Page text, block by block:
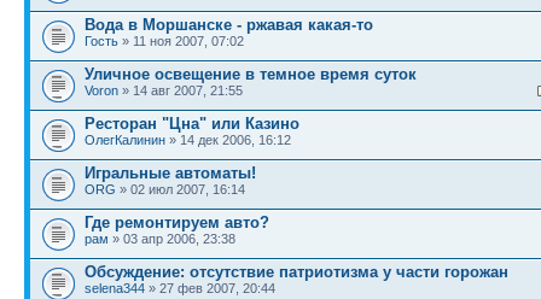
Вода в Моршанске - ржавая какая-то
Гость » 11 ноя 2007, 07:02
Уличное освещение в темное время суток
Voron » 14 авг 2007, 21:55
Ресторан "Цна" или Казино
ОлегКалинин » 14 дек 2006, 16:12
Игральные автоматы!
ORG » 02 июл 2007, 16:14
Где ремонтируем авто?
рам » 03 апр 2006, 23:38
Обсуждение: отсутствие патриотизма у части горожан
selena344 » 27 фев 2007, 20:44